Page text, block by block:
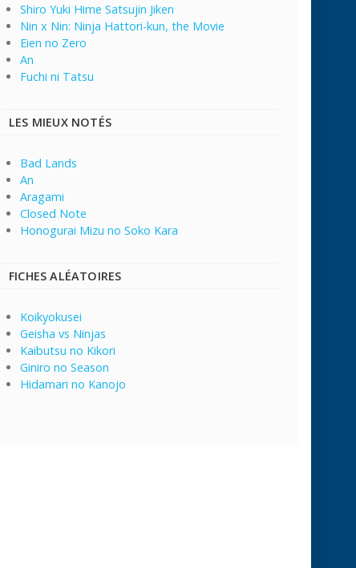
Shiro Yuki Hime Satsujin Jiken
Nin x Nin: Ninja Hattori-kun, the Movie
Eien no Zero
An
Fuchi ni Tatsu
LES MIEUX NOTÉS
Bad Lands
An
Aragami
Closed Note
Honogurai Mizu no Soko Kara
FICHES ALÉATOIRES
Koikyokusei
Geisha vs Ninjas
Kaibutsu no Kikori
Giniro no Season
Hidamari no Kanojo